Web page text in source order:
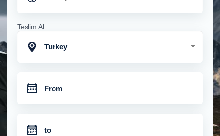
Teslim Al:
Turkey